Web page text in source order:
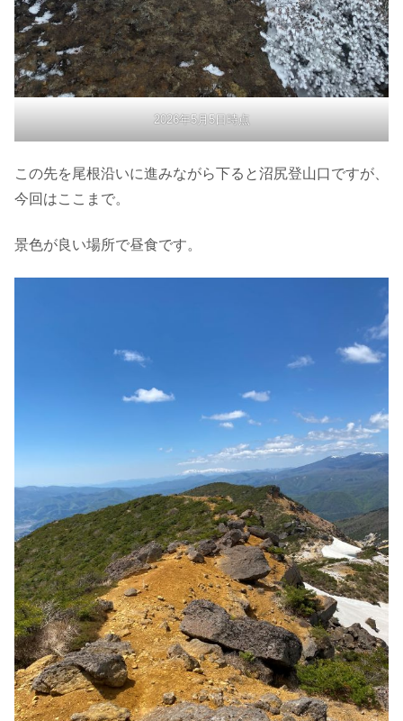
2026年5月5日時点
この先を尾根沿いに進みながら下ると沼尻登山口ですが、
今回はここまで。
景色が良い場所で昼食です。